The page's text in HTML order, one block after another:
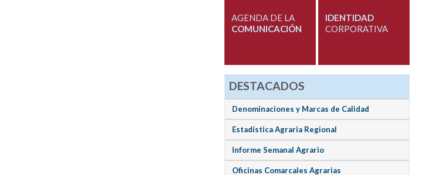
AGENDA DE LA
COMUNICACIÓN
IDENTIDAD
CORPORATIVA
DESTACADOS
Denominaciones y Marcas de Calidad
Estadística Agraria Regional
Informe Semanal Agrario
Oficinas Comarcales Agrarias